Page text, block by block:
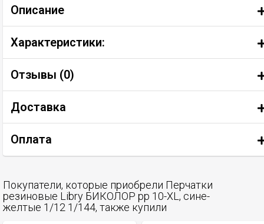
Описание
Характеристики:
Отзывы (0)
Доставка
Оплата
Покупатели, которые приобрели Перчатки
резиновые Libry БИКОЛОР рр 10-ХL, сине-
желтые 1/12 1/144, также купили